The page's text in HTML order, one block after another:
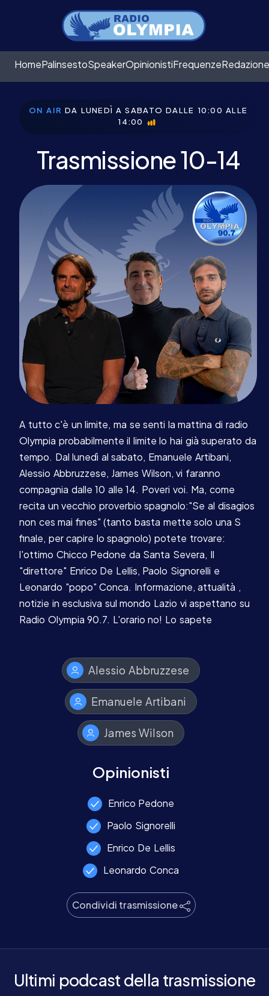
HomePalinsestoSpeakerOpinionistiFrequenzeRedazione
ON AIRDA LUNEDÌ A SABATO DALLE 10:00 ALLE
14:00
Trasmissione 10-14
A tutto c'è un limite, ma se senti la mattina di radio
Olympia probabilmente il limite lo hai già superato da
tempo. Dal lunedì al sabato, Emanuele Artibani,
Alessio Abbruzzese, James Wilson, vi faranno
compagnia dalle 10 alle 14. Poveri voi. Ma, come
recita un vecchio proverbio spagnolo:"Se al disagios
non ces mai fines" (tanto basta mette solo una S
finale, per capire lo spagnolo) potete trovare:
l'ottimo Chicco Pedone da Santa Severa, Il
"direttore" Enrico De Lellis, Paolo Signorelli e
Leonardo "popo" Conca. Informazione, attualità ,
notizie in esclusiva sul mondo Lazio vi aspettano su
Radio Olympia 90.7. L'orario no! Lo sapete
Alessio Abbruzzese
Emanuele Artibani
James Wilson
Opinionisti
Enrico Pedone
Paolo Signorelli
Enrico De Lellis
Leonardo Conca
Condividi trasmissione
Ultimi podcast della trasmissione